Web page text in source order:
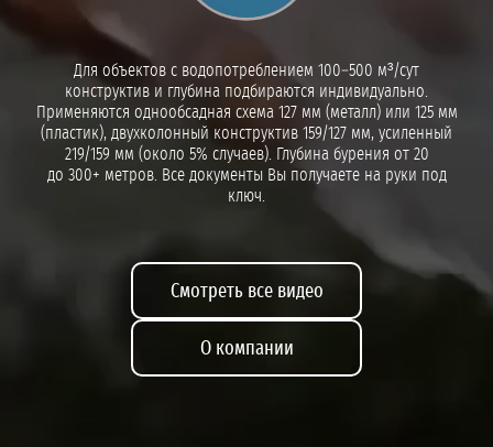
Для объектов с водопотреблением 100–500 м³/сут
конструктив и глубина подбираются индивидуально.
Применяются однообсадная схема 127 мм (металл) или 125 мм
(пластик), двухколонный конструктив 159/127 мм, усиленный
219/159 мм (около 5% случаев). Глубина бурения от 20
до 300+ метров. Все документы Вы получаете на руки под
ключ.
Смотреть все видео
О компании